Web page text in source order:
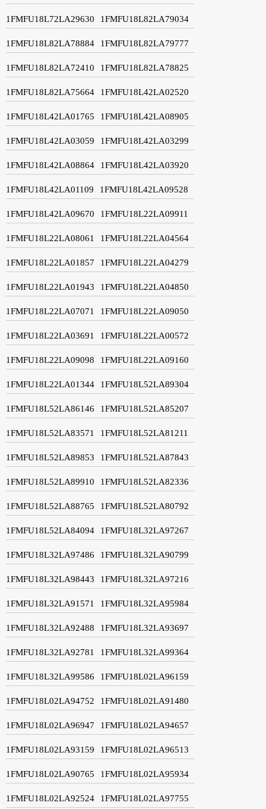
1FMFU18L72LA29630 1FMFU18L82LA79034
1FMFU18L82LA78884 1FMFU18L82LA79777
1FMFU18L82LA72410 1FMFU18L82LA78825
1FMFU18L82LA75664 1FMFU18L42LA02520
1FMFU18L42LA01765 1FMFU18L42LA08905
1FMFU18L42LA03059 1FMFU18L42LA03299
1FMFU18L42LA08864 1FMFU18L42LA03920
1FMFU18L42LA01109 1FMFU18L42LA09528
1FMFU18L42LA09670 1FMFU18L22LA09911
1FMFU18L22LA08061 1FMFU18L22LA04564
1FMFU18L22LA01857 1FMFU18L22LA04279
1FMFU18L22LA01943 1FMFU18L22LA04850
1FMFU18L22LA07071 1FMFU18L22LA09050
1FMFU18L22LA03691 1FMFU18L22LA00572
1FMFU18L22LA09098 1FMFU18L22LA09160
1FMFU18L22LA01344 1FMFU18L52LA89304
1FMFU18L52LA86146 1FMFU18L52LA85207
1FMFU18L52LA83571 1FMFU18L52LA81211
1FMFU18L52LA89853 1FMFU18L52LA87843
1FMFU18L52LA89910 1FMFU18L52LA82336
1FMFU18L52LA88765 1FMFU18L52LA80792
1FMFU18L52LA84094 1FMFU18L32LA97267
1FMFU18L32LA97486 1FMFU18L32LA90799
1FMFU18L32LA98443 1FMFU18L32LA97216
1FMFU18L32LA91571 1FMFU18L32LA95984
1FMFU18L32LA92488 1FMFU18L32LA93697
1FMFU18L32LA92781 1FMFU18L32LA99364
1FMFU18L32LA99586 1FMFU18L02LA96159
1FMFU18L02LA94752 1FMFU18L02LA91480
1FMFU18L02LA96947 1FMFU18L02LA94657
1FMFU18L02LA93159 1FMFU18L02LA96513
1FMFU18L02LA90765 1FMFU18L02LA95934
1FMFU18L02LA92524 1FMFU18L02LA97755